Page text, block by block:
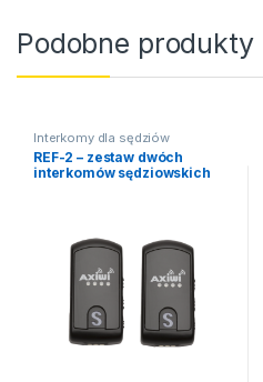
Podobne produkty
Interkomy dla sędziów
sportowych
REF-2 – zestaw dwóch
interkomów sędziowskich